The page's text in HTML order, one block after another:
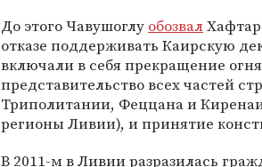
До этого Чавушоглу обозвал
отказе поддерживать Каирскую
включали в себя прекращение
представительство всех частей
Триполитании, Феццана и
регионы Ливии), и принятие
В 2011-м в Ливии разразилась